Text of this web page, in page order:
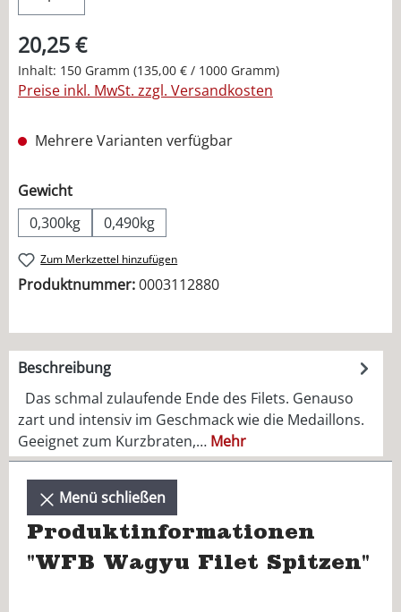
20,25 €
Inhalt: 150 Gramm (135,00 € / 1000 Gramm)
Preise inkl. MwSt. zzgl. Versandkosten
Mehrere Varianten verfügbar
Gewichtauswählen
0,300kg
0,490kg
Zum Merkzettel hinzufügen
Produktnummer:0003112880
Beschreibung
Das schmal zulaufende Ende des Filets. Genauso
zart und intensiv im Geschmack wie die Medaillons.
Geeignet zum Kurzbraten,… Mehr
Menü schließen
Produktinformationen
"WFB Wagyu Filet Spitzen"